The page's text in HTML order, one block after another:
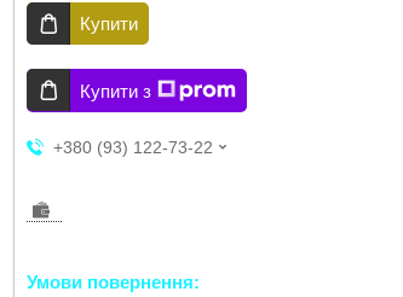
Купити
Купити з
+380 (93) 122-73-22